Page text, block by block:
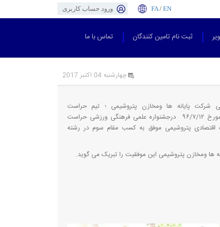
FA/ EN ورود حساب کاربری
ثبت نام تامین کنندگان تماس با ما
چهارشنبه 04 اکتبر 2017
شرکت پایانه ها ومخازن پتروشیمی ؛ تیم حراست
بندرپتروشیمی ماهشهر مورخ ۹۶/۷/۱۲ درجشنواره علمی فرهنگی ورزشی حراست
پتروشیمی موفق به کسب مقام سوم در رشته
ها ومخازن پتروشیمی این موفقیت را تبریک می گوید.